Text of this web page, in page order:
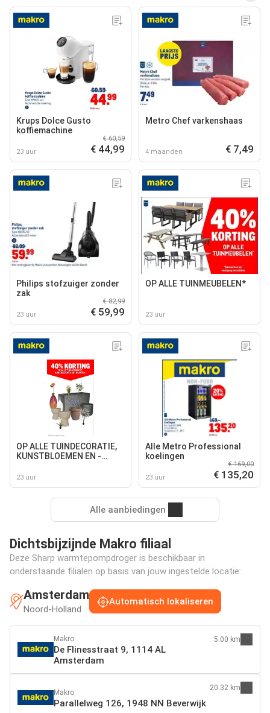
Krups Dolce Gusto
koffiemachine
23 uur
€ 60,59
€ 44,99
Metro Chef varkenshaas
4 maanden € 7,49
Philips stofzuiger zonder
zak
23 uur
€ 82,99
€ 59,99
OP ALLE TUINMEUBELEN*
23 uur
OP ALLE TUINDECORATIE,
KUNSTBLOEMEN EN -
23 uur
Alle Metro Professional
koelingen
23 uur
€ 169,00
€ 135,20
Alle aanbiedingen
Dichtsbijzijnde Makro filiaal
Deze Sharp warmtepompdroger is beschikbaar in
onderstaande filialen op basis van jouw ingestelde locatie:
Amsterdam
Noord-Holland
Automatisch lokaliseren
Makro
De Flinesstraat 9, 1114 AL
Amsterdam
5.00 km
Makro
Parallelweg 126, 1948 NN Beverwijk
20.32 km